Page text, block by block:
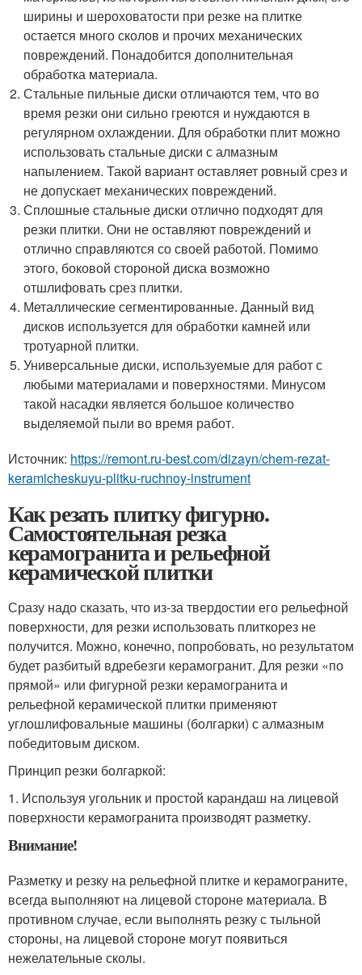
ширины и шероховатости при резке на плитке
остается много сколов и прочих механических
повреждений. Понадобится дополнительная
обработка материала.
Стальные пильные диски отличаются тем, что во
время резки они сильно греются и нуждаются в
регулярном охлаждении. Для обработки плит можно
использовать стальные диски с алмазным
напылением. Такой вариант оставляет ровный срез и
не допускает механических повреждений.
Сплошные стальные диски отлично подходят для
резки плитки. Они не оставляют повреждений и
отлично справляются со своей работой. Помимо
этого, боковой стороной диска возможно
отшлифовать срез плитки.
Металлические сегментированные. Данный вид
дисков используется для обработки камней или
тротуарной плитки.
Универсальные диски, используемые для работ с
любыми материалами и поверхностями. Минусом
такой насадки является большое количество
выделяемой пыли во время работ.
Источник: https://remont.ru-best.com/dizayn/chem-rezat-
keramicheskuyu-plitku-ruchnoy-instrument
Как резать плитку фигурно.
Самостоятельная резка
керамогранита и рельефной
керамической плитки
Сразу надо сказать, что из-за твердостии его рельефной
поверхности, для резки использовать плиткорез не
получится. Можно, конечно, попробовать, но результатом
будет разбитый вдребезги керамогранит. Для резки «по
прямой» или фигурной резки керамогранита и
рельефной керамической плитки применяют
углошлифовальные машины (болгарки) с алмазным
победитовым диском.
Принцип резки болгаркой:
1. Используя угольник и простой карандаш на лицевой
поверхности керамогранита производят разметку.
Внимание!
Разметку и резку на рельефной плитке и керамограните,
всегда выполняют на лицевой стороне материала. В
противном случае, если выполнять резку с тыльной
стороны, на лицевой стороне могут появиться
нежелательные сколы.